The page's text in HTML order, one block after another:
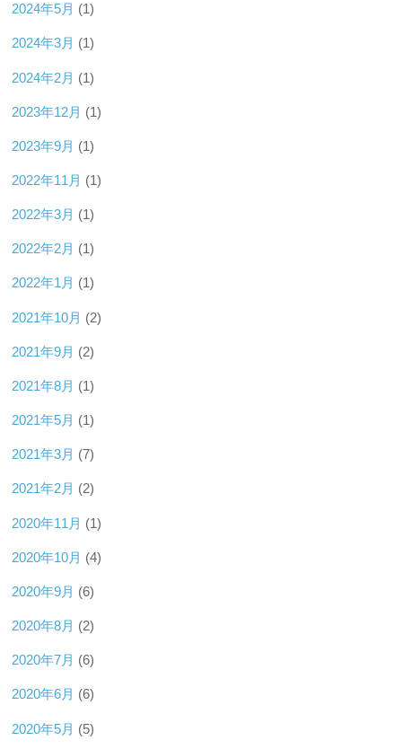
2024年5月 (1)
2024年3月 (1)
2024年2月 (1)
2023年12月 (1)
2023年9月 (1)
2022年11月 (1)
2022年3月 (1)
2022年2月 (1)
2022年1月 (1)
2021年10月 (2)
2021年9月 (2)
2021年8月 (1)
2021年5月 (1)
2021年3月 (7)
2021年2月 (2)
2020年11月 (1)
2020年10月 (4)
2020年9月 (6)
2020年8月 (2)
2020年7月 (6)
2020年6月 (6)
2020年5月 (5)